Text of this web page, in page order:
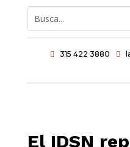
 315 422 3880 
El IDSN